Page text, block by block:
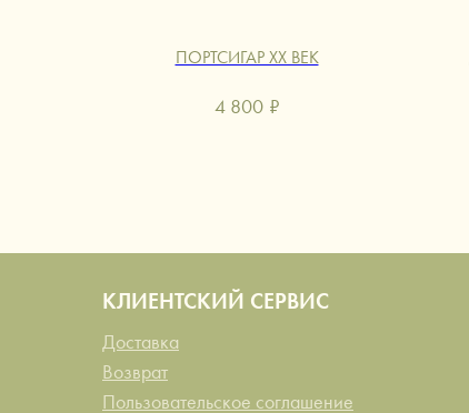
ПОРТСИГАР XX ВЕК
4 800 ₽
КЛИЕНТСКИЙ СЕРВИС
Доставка
Возврат
Пользовательское соглашение